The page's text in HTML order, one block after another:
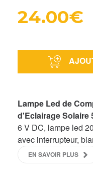
24.00€
Lampe Led de
d'Eclairage Solaire
6 V DC, lampe led
avec interrupteur,
EN SAVOIR PLUS